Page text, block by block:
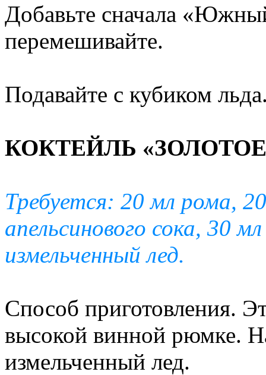
Добавьте сначала
перемешивайте.
Подавайте с кубиком
КОКТЕЙЛЬ
Требуется: 20 мл рома,
апельсинового сока, 30
измельченный лед.
Способ приготовления.
высокой винной рюмке.
измельченный лед.